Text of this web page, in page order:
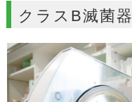
クラスB滅菌器